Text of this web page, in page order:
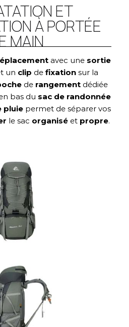
ET
À PORTÉE
MAIN
avec une sortie
un clip de fixationsur la
de rangementdédiée
bas du sac de randonnée
pluie permet de séparer vos
le sac organiséet propre.